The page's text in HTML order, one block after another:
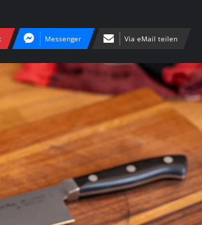
Messenger Via eMail teilen